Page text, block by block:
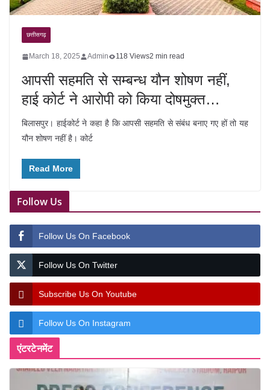
छत्तीसगढ़
March 18, 2025 Admin 118 Views2 min read
आपसी सहमति से सम्बन्ध यौन शोषण नहीं,
हाई कोर्ट ने आरोपी को किया दोषमुक्त…
बिलासपुर। हाईकोर्ट ने कहा है कि आपसी सहमति से संबंध बनाए गए हों तो यह
यौन शोषण नहीं है। कोर्ट
Read More
Follow Us
Follow Us On Facebook
Follow Us On Twitter
Subscribe Us On Youtube
Follow Us On Instagram
एंटरटेनमेंट